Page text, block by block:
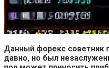
Данный форекс советник
давно, но был